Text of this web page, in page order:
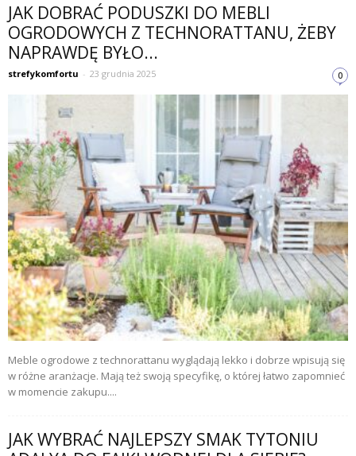
JAK DOBRAĆ PODUSZKI DO MEBLI
OGRODOWYCH Z TECHNORATTANU, ŻEBY
NAPRAWDĘ BYŁO...
strefykomfortu - 23 grudnia 2025 0
Meble ogrodowe z technorattanu wyglądają lekko i dobrze wpisują się
w różne aranżacje. Mają też swoją specyfikę, o której łatwo zapomnieć
w momencie zakupu....
JAK WYBRAĆ NAJLEPSZY SMAK TYTONIU